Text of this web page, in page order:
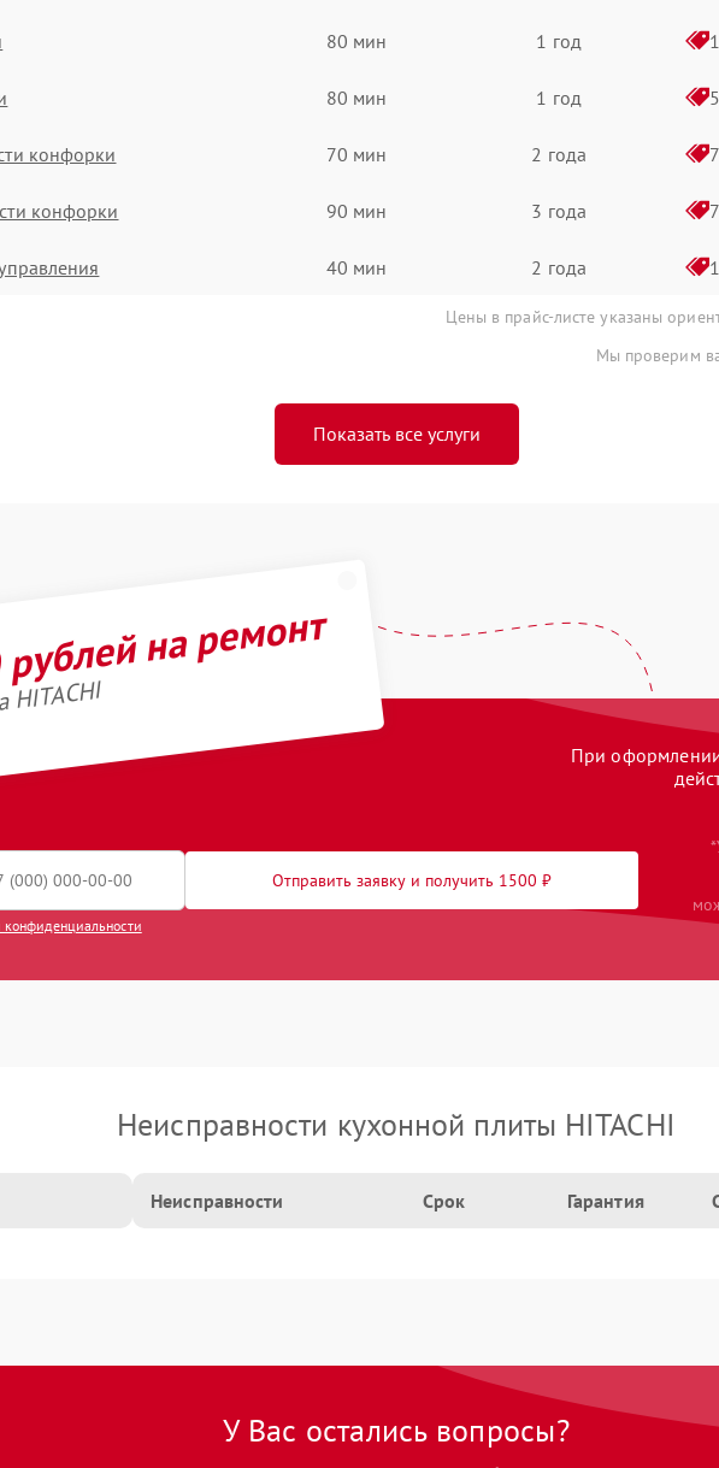
80 мин 1 год
80 мин 1 год
конфорки 70 мин 2 года
конфорки 90 мин 3 года
40 мин 2 года
Цены в прайс-листе указаны
Мы проверим
Показать все услуги
на ремонт
При оформлении
Отправить заявку и получить 1500 ₽
конфиденциальности
Неисправности кухонной плиты HITACHI
Неисправности Срок Гарантия
У Вас остались вопросы?